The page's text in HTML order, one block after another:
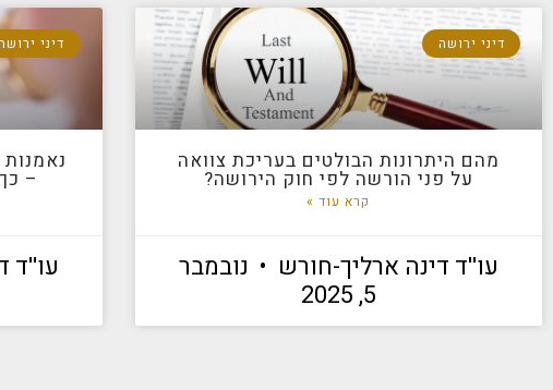
דיני ירושה
מהם היתרונות הבולטים בעריכת צוואה
על פני הורשה לפי חוק הירושה?
קרא עוד »
עו''ד דינה ארליך-חורש
נובמבר
5, 2025
דיני
–
עו''ד